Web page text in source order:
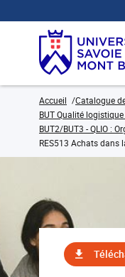
Accueil Catalogue
BUT Qualité
BUT2/BUT3 - QLIO :
RES513 Achats dans